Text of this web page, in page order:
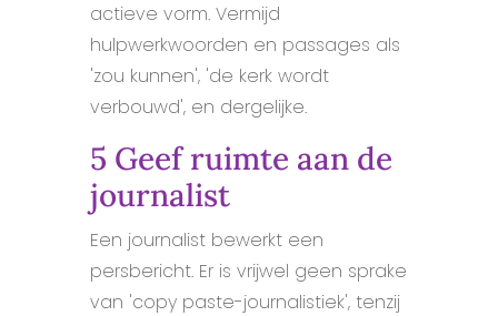
actieve vorm. Vermijd
hulpwerkwoorden en passages als
'zou kunnen', 'de kerk wordt
verbouwd', en dergelijke.
5 Geef ruimte aan de
journalist
Een journalist bewerkt een
persbericht. Er is vrijwel geen sprake
van 'copy paste-journalistiek', tenzij